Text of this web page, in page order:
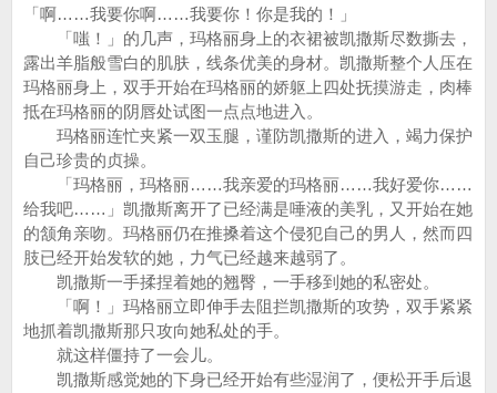
「啊……我要你啊……我要你！你是我的！」
「嗤！」的几声，玛格丽身上的衣裙被凯撒斯尽数撕去，
露出羊脂般雪白的肌肤，线条优美的身材。凯撒斯整个人压在
玛格丽身上，双手开始在玛格丽的娇躯上四处抚摸游走，肉棒
抵在玛格丽的阴唇处试图一点点地进入。
玛格丽连忙夹紧一双玉腿，谨防凯撒斯的进入，竭力保护
自己珍贵的贞操。
「玛格丽，玛格丽……我亲爱的玛格丽……我好爱你……
给我吧……」凯撒斯离开了已经满是唾液的美乳，又开始在她
的颔角亲吻。玛格丽仍在推搡着这个侵犯自己的男人，然而四
肢已经开始发软的她，力气已经越来越弱了。
凯撒斯一手揉捏着她的翘臀，一手移到她的私密处。
「啊！」玛格丽立即伸手去阻拦凯撒斯的攻势，双手紧紧
地抓着凯撒斯那只攻向她私处的手。
就这样僵持了一会儿。
凯撒斯感觉她的下身已经开始有些湿润了，便松开手后退